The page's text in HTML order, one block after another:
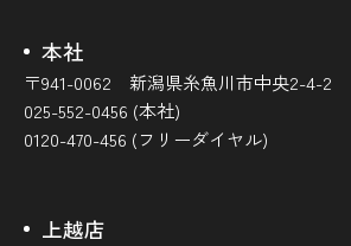
本社
〒941-0062 新潟県糸魚川市中央2-4-2
025-552-0456 (本社)
0120-470-456 (フリーダイヤル)
上越店